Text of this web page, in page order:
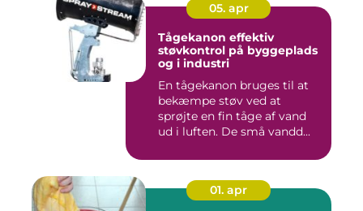
05. apr
Tågekanon effektiv
støvkontrol på byggeplads
og i industri
En tågekanon bruges til at
bekæmpe støv ved at
sprøjte en fin tåge af vand
ud i luften. De små vandd...
01. apr